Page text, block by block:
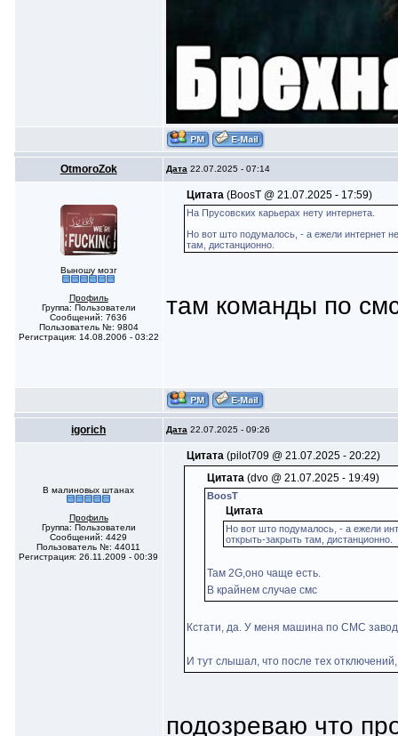
OtmoroZok Дата 22.07.2025 - 07:14
Выношу мозг
Профиль
Группа: Пользователи
Сообщений: 7636
Пользователь №: 9804
Регистрация: 14.08.2006 - 03:22
Цитата (BoosT @ 21.07.2025 - 17:59)
На Прусовских карьерах нету интернета.
Но вот што подумалось, - а ежели интернет
там, дистанционно.
там команды по
igorich Дата 22.07.2025 - 09:26
В малиновых штанах
Профиль
Группа: Пользователи
Сообщений: 4429
Пользователь №: 44011
Регистрация: 26.11.2009 - 00:39
Цитата (pilot709 @ 21.07.2025 - 20:22)
Цитата(dvo @ 21.07.2025 - 19:49)
BoosT
Цитата
Но вот што подумалось, - а ежели
открыть-закрыть там, дистанционно.
Там 2G,оно чаще есть.
В крайнем случае смс
Кстати, да. У меня машина по СМС
И тут слышал, что после тех
подозреваю что